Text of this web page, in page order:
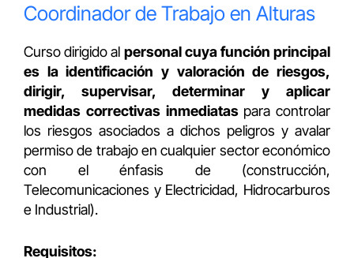
Coordinador de Trabajo en Alturas
Curso dirigido al personal cuya función principal
es la identificación y valoración de riesgos,
dirigir, supervisar, determinar y aplicar
medidas correctivas inmediataspara controlar
los riesgos asociados a dichos peligros y avalar
permiso de trabajo en cualquier sector económico
con el énfasis de (construcción,
Telecomunicaciones y Electricidad, Hidrocarburos
e Industrial).
Requisitos: